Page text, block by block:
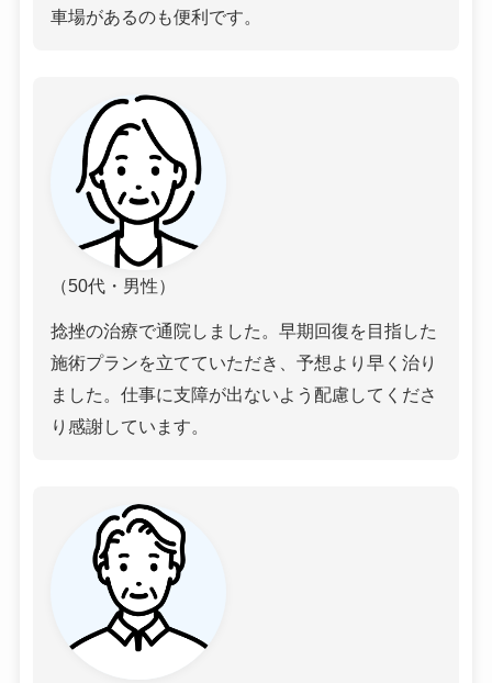
車場があるのも便利です。
（50代・男性）
捻挫の治療で通院しました。早期回復を目指した
施術プランを立てていただき、予想より早く治り
ました。仕事に支障が出ないよう配慮してくださ
り感謝しています。